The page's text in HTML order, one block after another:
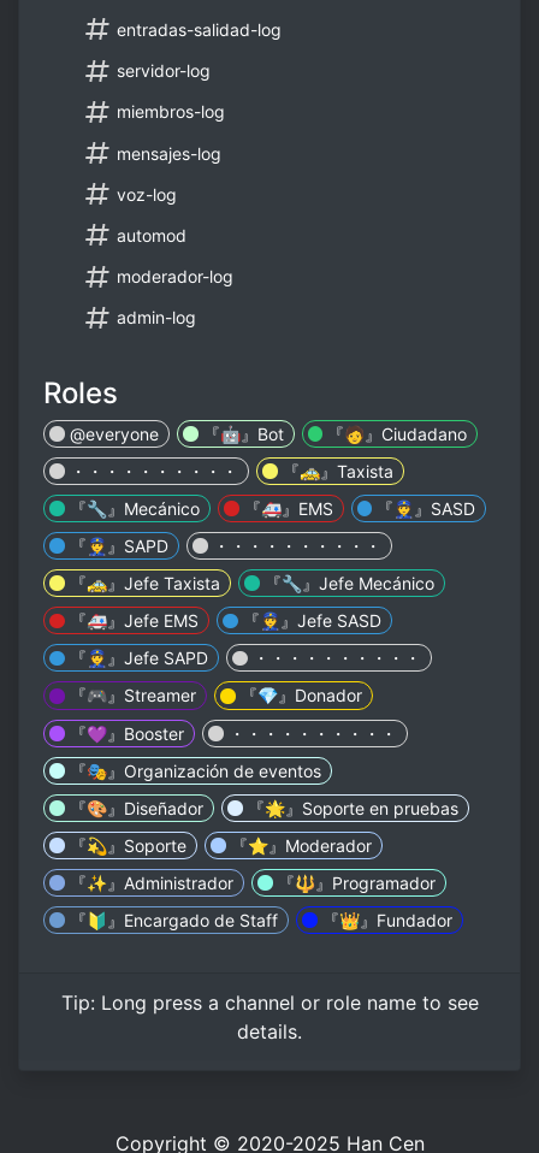
entradas-salidad-log
servidor-log
miembros-log
mensajes-log
voz-log
automod
moderador-log
admin-log
Roles
@everyone 『🤖』Bot
『🧑』Ciudadano
・・・・・・・・・・
『🚕』Taxista
『🔧』Mecánico
『🚑』EMS
『👮』SASD
『👮』SAPD
・・・・・・・・・・
『🚕』Jefe Taxista
『🔧』Jefe Mecánico
『🚑』Jefe EMS
『👮』Jefe SASD
『👮』Jefe SAPD
・・・・・・・・・・
『🎮』Streamer
『💎』Donador
『💜』Booster
・・・・・・・・・・
『🎭』Organización de eventos
『🎨』Diseñador
『🌟』Soporte en pruebas
『💫』Soporte
『⭐』Moderador
『✨』Administrador
『🔱』Programador
『🔰』Encargado de Staff
『👑』Fundador
Tip: Long pressa channel or role name to see
details.
Copyright © 2020-2025 Han Cen